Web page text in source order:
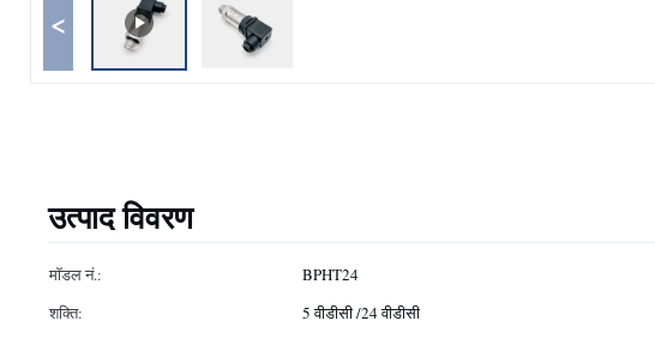
<
उत्पाद विवरण
मॉडल नं.: BPHT24
शक्ति:
5 वीडीसी /24 वीडीसी